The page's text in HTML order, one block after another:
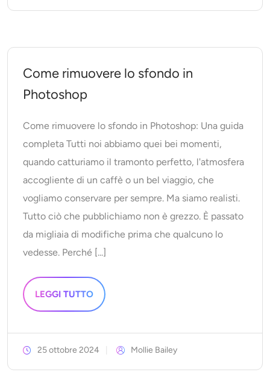
Come rimuovere lo sfondo in
Photoshop
Come rimuovere lo sfondo in Photoshop: Una guida
completa Tutti noi abbiamo quei bei momenti,
quando catturiamo il tramonto perfetto, l'atmosfera
accogliente di un caffè o un bel viaggio, che
vogliamo conservare per sempre. Ma siamo realisti.
Tutto ciò che pubblichiamo non è grezzo. È passato
da migliaia di modifiche prima che qualcuno lo
vedesse. Perché [...]
LEGGI TUTTO
25 ottobre 2024 Mollie Bailey